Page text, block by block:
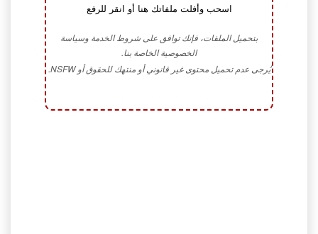
اسحب وأفلت ملفاتك هنا أو انقر للرفع
بتحميل الملفات، فإنك توافق على شروط الخدمة وسياسة
الخصوصية الخاصة بنا.
يُرجى عدم تحميل محتوى غير قانوني أو منتهك للحقوق أو NSFW.